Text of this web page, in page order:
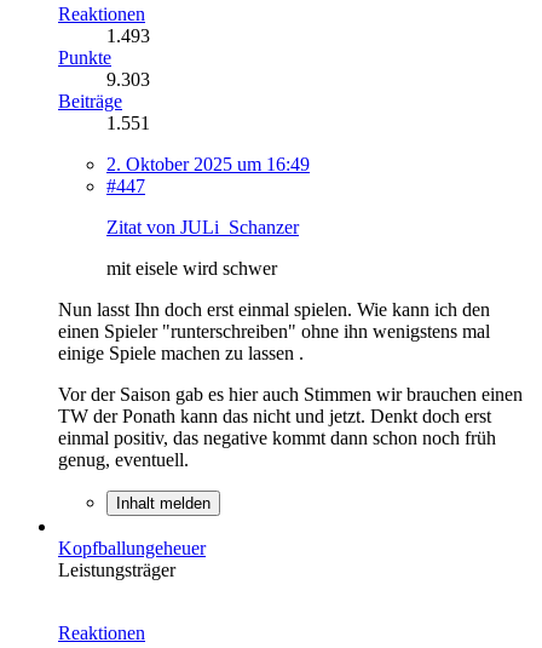
Reaktionen
1.493
Punkte
9.303
Beiträge
1.551
2. Oktober 2025 um 16:49
#447
Zitat von JULi_Schanzer
mit eisele wird schwer
Nun lasst Ihn doch erst einmal spielen. Wie kann ich den
einen Spieler "runterschreiben" ohne ihn wenigstens mal
einige Spiele machen zu lassen .
Vor der Saison gab es hier auch Stimmen wir brauchen einen
TW der Ponath kann das nicht und jetzt. Denkt doch erst
einmal positiv, das negative kommt dann schon noch früh
genug, eventuell.
Inhalt melden
Kopfballungeheuer
Leistungsträger
Reaktionen